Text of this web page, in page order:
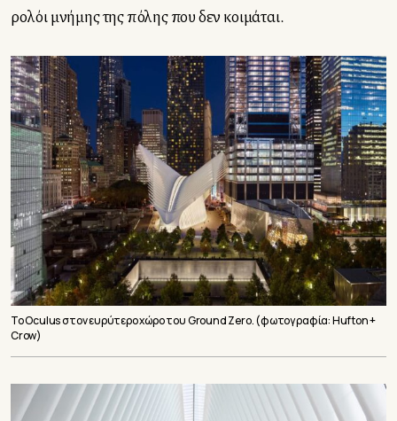
ρολόι μνήμης της πόλης που δεν κοιμάται.
Το Oculus στον ευρύτερο χώρο του Ground Zero. (φωτογραφία: Hufton +
Crow)